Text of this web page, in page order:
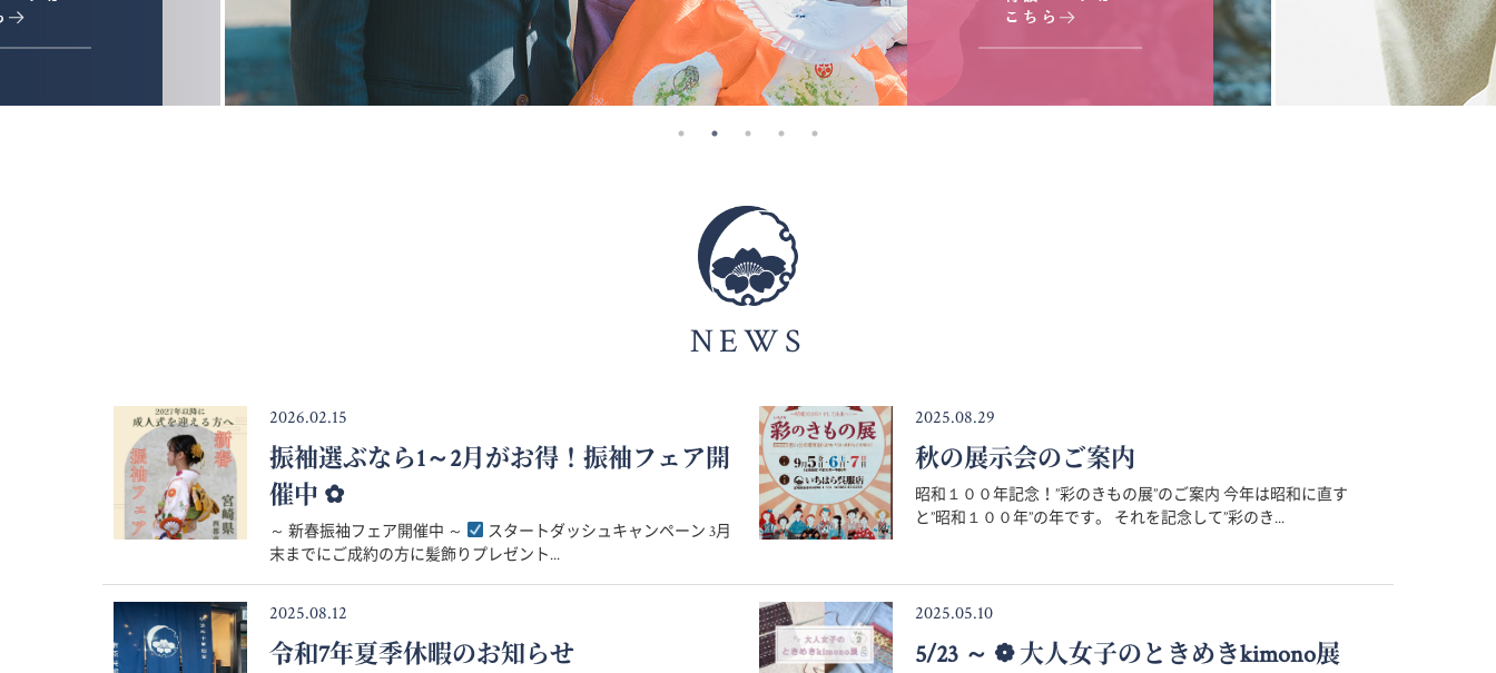
NEWS
2026.02.15
振袖選ぶなら1～2月がお得！振袖フェア開
催中 ✿
～ 新春振袖フェア開催中 ～
スタートダッシュキャンペーン 3月
末までにご成約の方に髪飾りプレゼント...
2025.08.29
秋の展示会のご案内
昭和１００年記念！”彩のきもの展”のご案内 今年は昭和に直す
と”昭和１００年”の年です。 それを記念して”彩のき...
2025.08.12
令和7年夏季休暇のお知らせ
2025.05.10
5/23 ～ ❁ 大人女子のときめきkimono展